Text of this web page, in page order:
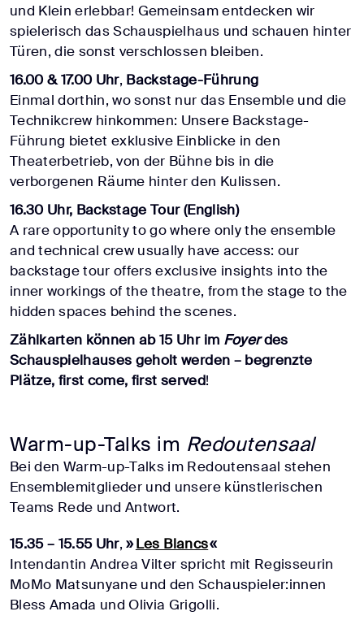
und Klein erlebbar! Gemeinsam entdecken wir
spielerisch das Schauspielhaus und schauen hinter
Türen, die sonst verschlossen bleiben.
16.00 & 17.00 Uhr, Backstage-Führung
Einmal dorthin, wo sonst nur das Ensemble und die
Technikcrew hinkommen: Unsere Backstage-
Führung bietet exklusive Einblicke in den
Theaterbetrieb, von der Bühne bis in die
verborgenen Räume hinter den Kulissen.
16.30 Uhr, Backstage Tour (English)
A rare opportunity to go where only the ensemble
and technical crew usually have access: our
backstage tour offers exclusive insights into the
inner workings of the theatre, from the stage to the
hidden spaces behind the scenes.
Zählkarten können ab 15 Uhr im Foyerdes
Schauspielhauses geholt werden – begrenzte
Plätze, first come, first served!
Warm-up-Talks im Redoutensaal
Bei den Warm-up-Talks im Redoutensaal stehen
Ensemblemitglieder und unsere künstlerischen
Teams Rede und Antwort.
15.35 – 15.55 Uhr,»Les Blancs«
Intendantin Andrea Vilter spricht mit Regisseurin
MoMo Matsunyane und den Schauspieler:innen
Bless Amada und Olivia Grigolli.